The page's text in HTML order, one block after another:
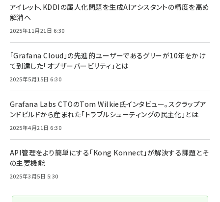
アイレット、KDDIの属人化問題を生成AIアシスタントの精度を高め
解消へ
2025年11月21日 6:30
「Grafana Cloud」の先進的ユーザーであるグリーが10年をかけ
て到達した「オブザーバービリティ」とは
2025年5月15日 6:30
Grafana Labs CTOのTom Wilkie氏インタビュー。スクラップア
ンドビルドから産まれた「トラブルシューティングの民主化」とは
2025年4月21日 6:30
API管理をより簡単にする「Kong Konnect」が解決する課題とそ
の主要機能
2025年3月5日 5:30